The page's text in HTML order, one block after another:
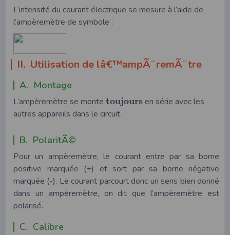
L’intensité du courant électrique se mesure à l’aide de
l’ampèremètre de symbole :
II. Utilisation de lâ€™ampÃ¨remÃ¨tre
A. Montage
L’ampèremètre se monte toujours en série avec les
autres appareils dans le circuit.
B. PolaritÃ©
Pour un ampèremètre, le courant entre par sa borne
positive marquée (+) et sort par sa borne négative
marquée (-). Le courant parcourt donc un sens bien donné
dans un ampèremètre, on dit que l’ampèremètre est
polarisé.
C. Calibre